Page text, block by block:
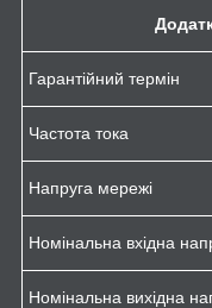
Гарантійний термін
Частота тока
Напруга мережі
Номінальна вхідна
Номінальна вихідна